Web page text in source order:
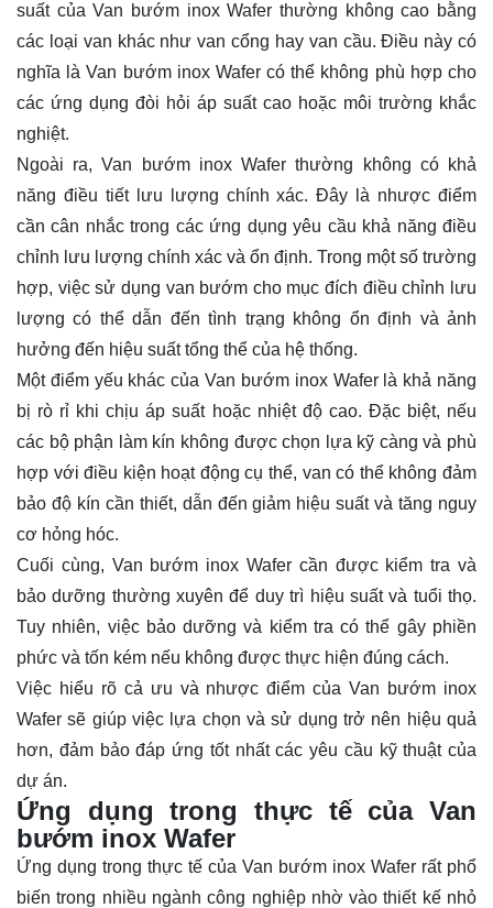
suất của Van bướm inox Wafer thường không cao bằng
các loại van khác như van cổng hay van cầu. Điều này có
nghĩa là Van bướm inox Wafer có thể không phù hợp cho
các ứng dụng đòi hỏi áp suất cao hoặc môi trường khắc
nghiệt.
Ngoài ra, Van bướm inox Wafer thường không có khả
năng điều tiết lưu lượng chính xác. Đây là nhược điểm
cần cân nhắc trong các ứng dụng yêu cầu khả năng điều
chỉnh lưu lượng chính xác và ổn định. Trong một số trường
hợp, việc sử dụng van bướm cho mục đích điều chỉnh lưu
lượng có thể dẫn đến tình trạng không ổn định và ảnh
hưởng đến hiệu suất tổng thể của hệ thống.
Một điểm yếu khác của Van bướm inox Wafer là khả năng
bị rò rỉ khi chịu áp suất hoặc nhiệt độ cao. Đặc biệt, nếu
các bộ phận làm kín không được chọn lựa kỹ càng và phù
hợp với điều kiện hoạt động cụ thể, van có thể không đảm
bảo độ kín cần thiết, dẫn đến giảm hiệu suất và tăng nguy
cơ hỏng hóc.
Cuối cùng, Van bướm inox Wafer cần được kiểm tra và
bảo dưỡng thường xuyên để duy trì hiệu suất và tuổi thọ.
Tuy nhiên, việc bảo dưỡng và kiểm tra có thể gây phiền
phức và tốn kém nếu không được thực hiện đúng cách.
Việc hiểu rõ cả ưu và nhược điểm của Van bướm inox
Wafer sẽ giúp việc lựa chọn và sử dụng trở nên hiệu quả
hơn, đảm bảo đáp ứng tốt nhất các yêu cầu kỹ thuật của
dự án.
Ứng dụng trong thực tế của Van
bướm inox Wafer
Ứng dụng trong thực tế của Van bướm inox Wafer rất phổ
biến trong nhiều ngành công nghiệp nhờ vào thiết kế nhỏ